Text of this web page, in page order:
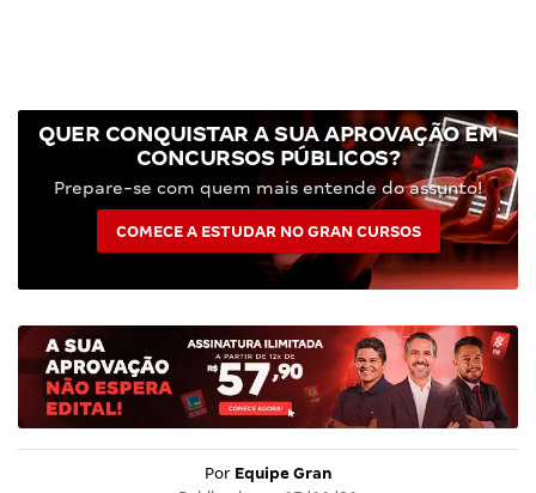
QUER CONQUISTAR A SUA APROVAÇÃO EM
CONCURSOS PÚBLICOS?
Prepare-se com quem mais entende do assunto!
COMECE A ESTUDAR NO GRAN CURSOS
Por Equipe Gran